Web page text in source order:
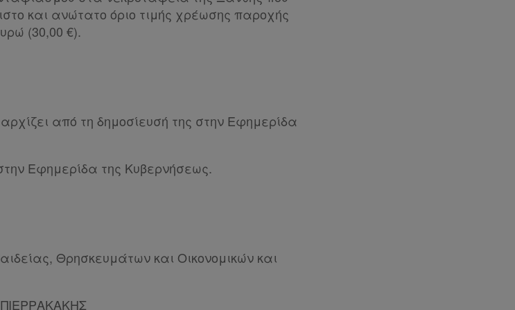
και ανώτατο όριο τιμής χρέωσης παροχής
(30,00 €).
από τη δημοσίευσή της στην Εφημερίδα
Εφημερίδα της Κυβερνήσεως.
Θρησκευμάτων και Οικονομικών και